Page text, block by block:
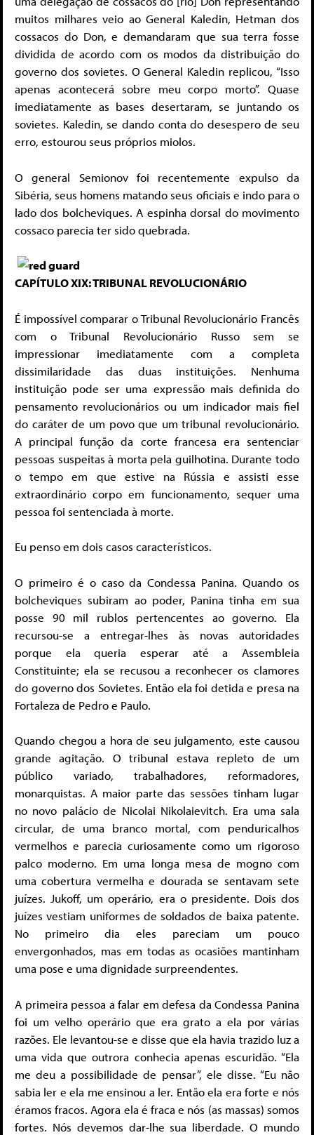
muitos milhares veio ao General Kaledin, Hetman dos
cossacos do Don, e demandaram que sua terra fosse
dividida de acordo com os modos da distribuição do
governo dos sovietes. O General Kaledin replicou, “Isso
apenas acontecerá sobre meu corpo morto”. Quase
imediatamente as bases desertaram, se juntando os
sovietes. Kaledin, se dando conta do desespero de seu
erro, estourou seus próprios miolos.
O general Semionov foi recentemente expulso da
Sibéria, seus homens matando seus oficiais e indo para o
lado dos bolcheviques. A espinha dorsal do movimento
cossaco parecia ter sido quebrada.
CAPÍTULO XIX:TRIBUNAL REVOLUCIONÁRIO
É impossível comparar o Tribunal Revolucionário Francês
com o Tribunal Revolucionário Russo sem se
impressionar imediatamente com a completa
dissimilaridade das duas instituições. Nenhuma
instituição pode ser uma expressão mais definida do
pensamento revolucionários ou um indicador mais fiel
do caráter de um povo que um tribunal revolucionário.
A principal função da corte francesa era sentenciar
pessoas suspeitas à morta pela guilhotina. Durante todo
o tempo em que estive na Rússia e assisti esse
extraordinário corpo em funcionamento, sequer uma
pessoa foi sentenciada à morte.
Eu penso em dois casos característicos.
O primeiro é o caso da Condessa Panina. Quando os
bolcheviques subiram ao poder, Panina tinha em sua
posse 90 mil rublos pertencentes ao governo. Ela
recursou-se a entregar-lhes às novas autoridades
porque ela queria esperar até a Assembleia
Constituinte; ela se recusou a reconhecer os clamores
do governo dos Sovietes. Então ela foi detida e presa na
Fortaleza de Pedro e Paulo.
Quando chegou a hora de seu julgamento, este causou
grande agitação. O tribunal estava repleto de um
público variado, trabalhadores, reformadores,
monarquistas. A maior parte das sessões tinham lugar
no novo palácio de Nicolai Nikolaievitch. Era uma sala
circular, de uma branco mortal, com penduricalhos
vermelhos e parecia curiosamente como um rigoroso
palco moderno. Em uma longa mesa de mogno com
uma cobertura vermelha e dourada se sentavam sete
juízes. Jukoff, um operário, era o presidente. Dois dos
juízes vestiam uniformes de soldados de baixa patente.
No primeiro dia eles pareciam um pouco
envergonhados, mas em todas as ocasiões mantinham
uma pose e uma dignidade surpreendentes.
A primeira pessoa a falar em defesa da Condessa Panina
foi um velho operário que era grato a ela por várias
razões. Ele levantou-se e disse que ela havia trazido luz a
uma vida que outrora conhecia apenas escuridão. “Ela
me deu a possibilidade de pensar”, ele disse. “Eu não
sabia ler e ela me ensinou a ler. Então ela era forte e nós
éramos fracos. Agora ela é fraca e nós (as massas) somos
fortes. Nós devemos dar-lhe sua liberdade. O mundo